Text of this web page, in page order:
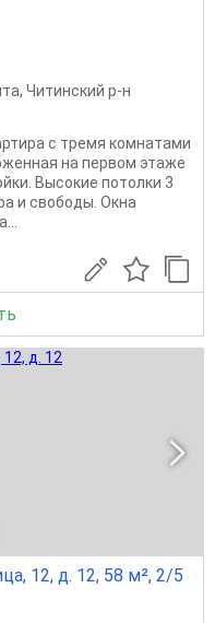
, Читинский р-н
с тремя комнатами
на первом этаже
Высокие потолки 3
и свободы. Окна
12, д. 12, 58 м², 2/5